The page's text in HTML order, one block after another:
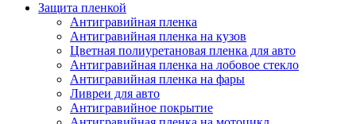
Защита пленкой
Антигравийная пленка
Антигравийная пленка на кузов
Цветная полиуретановая пленка для авто
Антигравийная пленка на лобовое стекло
Антигравийная пленка на фары
Ливреи для авто
Антигравийное покрытие